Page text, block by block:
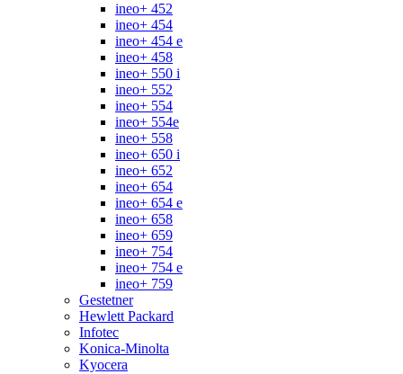
ineo+ 452
ineo+ 454
ineo+ 454 e
ineo+ 458
ineo+ 550 i
ineo+ 552
ineo+ 554
ineo+ 554e
ineo+ 558
ineo+ 650 i
ineo+ 652
ineo+ 654
ineo+ 654 e
ineo+ 658
ineo+ 659
ineo+ 754
ineo+ 754 e
ineo+ 759
Gestetner
Hewlett Packard
Infotec
Konica-Minolta
Kyocera